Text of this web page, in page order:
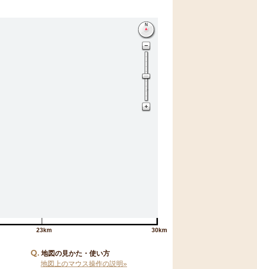
23km 30km
Q 地図の見かた・使い方
地図上のマウス操作の説明»